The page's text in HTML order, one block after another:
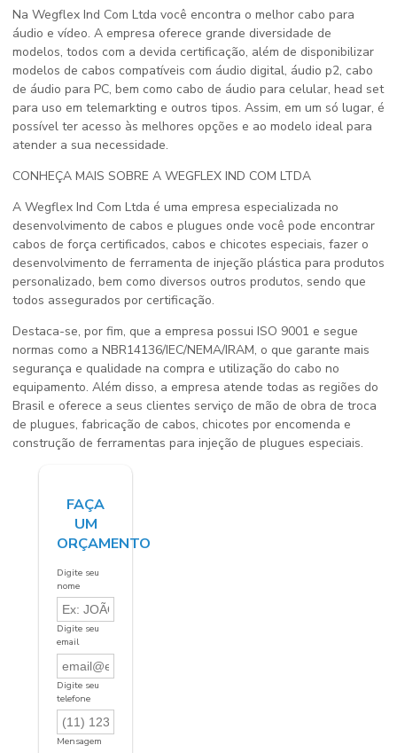
Na Wegflex Ind Com Ltda você encontra o melhor cabo para
áudio e vídeo. A empresa oferece grande diversidade de
modelos, todos com a devida certificação, além de disponibilizar
modelos de cabos compatíveis com áudio digital, áudio p2, cabo
de áudio para PC, bem como cabo de áudio para celular, head set
para uso em telemarkting e outros tipos. Assim, em um só lugar, é
possível ter acesso às melhores opções e ao modelo ideal para
atender a sua necessidade.
CONHEÇA MAIS SOBRE A WEGFLEX IND COM LTDA
A Wegflex Ind Com Ltda é uma empresa especializada no
desenvolvimento de cabos e plugues onde você pode encontrar
cabos de força certificados, cabos e chicotes especiais, fazer o
desenvolvimento de ferramenta de injeção plástica para produtos
personalizado, bem como diversos outros produtos, sendo que
todos assegurados por certificação.
Destaca-se, por fim, que a empresa possui ISO 9001 e segue
normas como a NBR14136/IEC/NEMA/IRAM, o que garante mais
segurança e qualidade na compra e utilização do cabo no
equipamento. Além disso, a empresa atende todas as regiões do
Brasil e oferece a seus clientes serviço de mão de obra de troca
de plugues, fabricação de cabos, chicotes por encomenda e
construção de ferramentas para injeção de plugues especiais.
FAÇA
UM
ORÇAMENTO
Digite seu
nome
Digite seu
email
Digite seu
telefone
Mensagem